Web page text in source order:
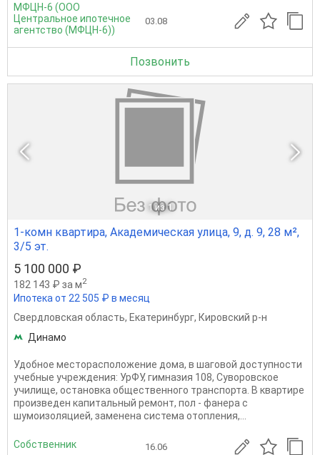
МФЦН-6 (ООО
Центральное ипотечное
агентство (МФЦН-6))
03.08
Позвонить
1 из 1
1-комн квартира, Академическая улица, 9, д. 9, 28 м²,
3/5 эт.
5 100 000 ₽
182 143 ₽ за м2
Ипотека от 22 505 ₽ в месяц
Свердловская область, Екатеринбург, Кировский р-н
Динамо
Удобное месторасположение дома, в шаговой доступности
учебные учреждения: УрФУ, гимназия 108, Суворовское
училище, остановка общественного транспорта. В квартире
произведен капитальный ремонт, пол - фанера с
шумоизоляцией, заменена система отопления,...
Собственник 16.06